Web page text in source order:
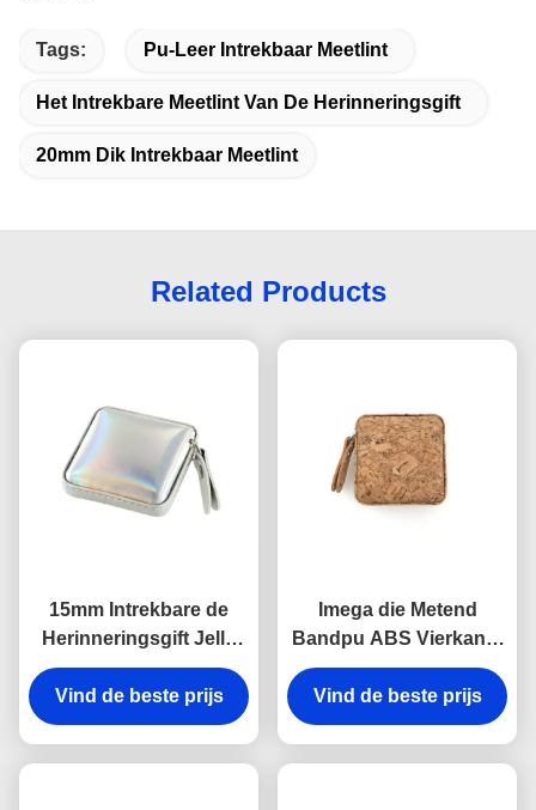
Tags: Pu-Leer Intrekbaar Meetlint
Het Intrekbare Meetlint Van De Herinneringsgift
20mm Dik Intrekbaar Meetlint
Related Products
15mm Intrekbare de
Herinneringsgift Jelly
Color van het
Meetlintpu Leer
Vind de beste prijs
Imega die Metend
Bandpu ABS Vierkante
15mm Herinneringsgift
naaien
Vind de beste prijs